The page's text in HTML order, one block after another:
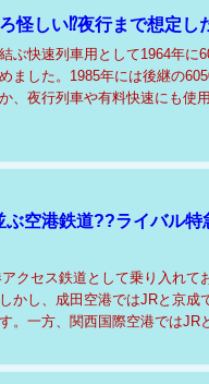
怪しい⁉夜行まで想定し
快速列車用として1964年に
した。1985年には後継の
、夜行列車や有料快速にも使
空港鉄道??ライバル特
クセス鉄道として乗り入れて
かし、成田空港ではJRと京成
。一方、関西国際空港ではJR
この違いによ...